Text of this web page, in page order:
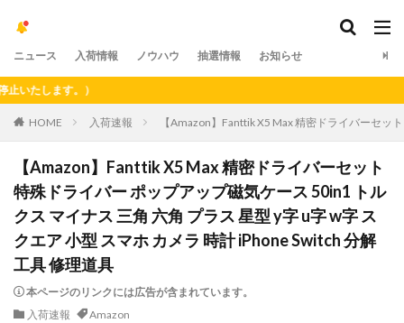
ニュース 入荷情報 ノウハウ 抽選情報 お知らせ
します。）
HOME 入荷速報 【Amazon】Fanttik X5 Max 精密ドライバーセッ
【Amazon】Fanttik X5 Max 精密ドライバーセット
特殊ドライバー ポップアップ磁気ケース 50in1 トル
クス マイナス 三角 六角 プラス 星型 y字 u字 w字 ス
クエア 小型 スマホ カメラ 時計 iPhone Switch 分解
工具 修理道具
本ページのリンクには広告が含まれています。
入荷速報
Amazon